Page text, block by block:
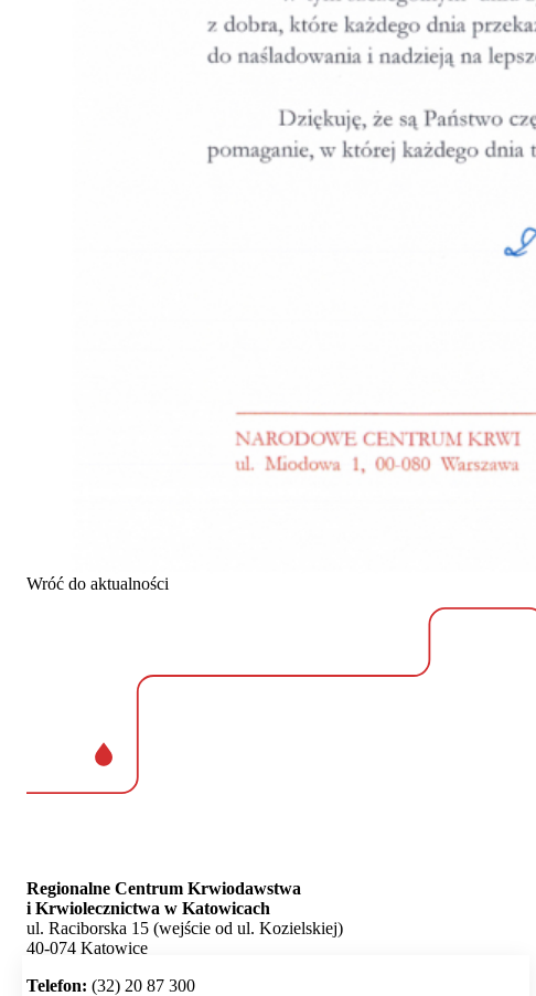
Wróć do aktualności
Regionalne Centrum Krwiodawstwa
i Krwiolecznictwa w Katowicach
ul. Raciborska 15 (wejście od ul. Kozielskiej)
40-074 Katowice
Telefon: (32) 20 87 300